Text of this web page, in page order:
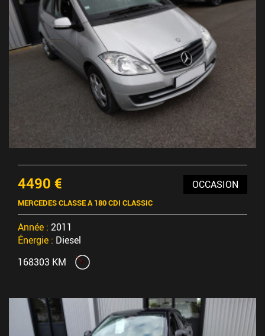
4490 € OCCASION
MERCEDES CLASSE A 180 CDI CLASSIC
Année : 2011
Énergie : Diesel
168303 KM